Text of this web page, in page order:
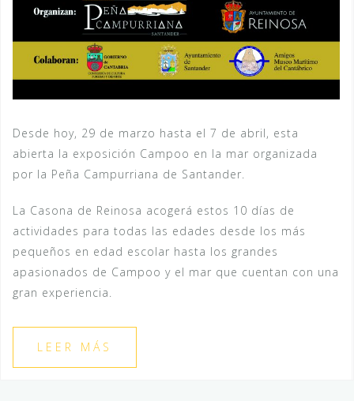
Desde hoy, 29 de marzo hasta el 7 de abril, esta
abierta la exposición Campoo en la mar organizada
por la Peña Campurriana de Santander.
La Casona de Reinosa acogerá estos 10 días de
actividades para todas las edades desde los más
pequeños en edad escolar hasta los grandes
apasionados de Campoo y el mar que cuentan con una
gran experiencia.
LEER MÁS